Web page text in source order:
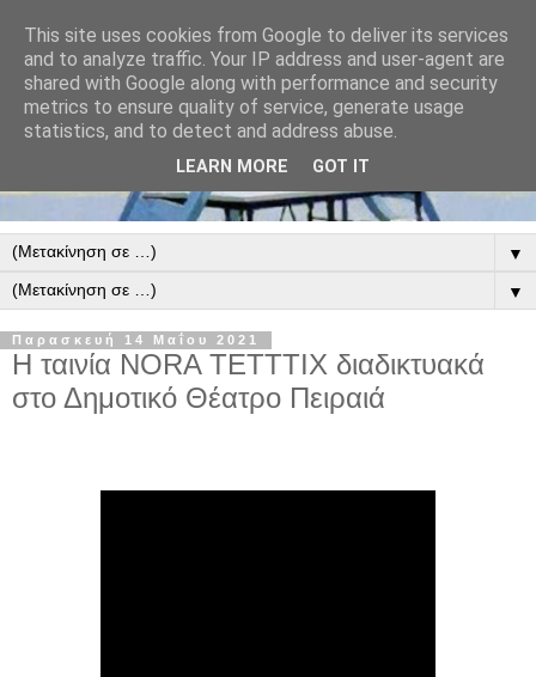
▼
▼
Παρασκευή 14 Μαΐου 2021
Η ταινία NORA TETTTIX διαδικτυακά
στο Δημοτικό Θέατρο Πειραιά
This site uses cookies from Google to deliver its services
and to analyze traffic. Your IP address and user-agent are
shared with Google along with performance and security
metrics to ensure quality of service, generate usage
statistics, and to detect and address abuse.
LEARN MORE GOT IT